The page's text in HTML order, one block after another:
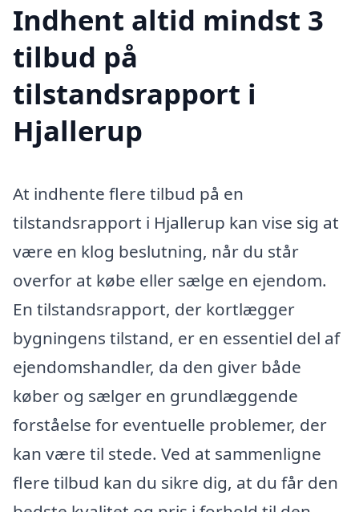
Indhent altid mindst 3
tilbud på
tilstandsrapport i
Hjallerup
At indhente flere tilbud på en
tilstandsrapport i Hjallerup kan vise sig at
være en klog beslutning, når du står
overfor at købe eller sælge en ejendom.
En tilstandsrapport, der kortlægger
bygningens tilstand, er en essentiel del af
ejendomshandler, da den giver både
køber og sælger en grundlæggende
forståelse for eventuelle problemer, der
kan være til stede. Ved at sammenligne
flere tilbud kan du sikre dig, at du får den